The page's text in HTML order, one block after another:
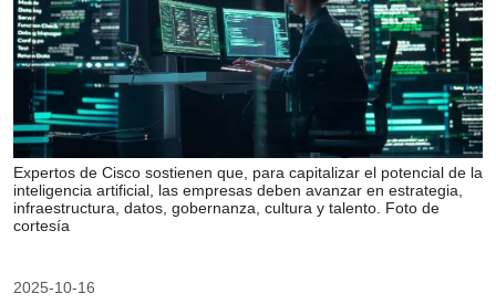
Expertos de Cisco sostienen que, para capitalizar el potencial de la
inteligencia artificial, las empresas deben avanzar en estrategia,
infraestructura, datos, gobernanza, cultura y talento. Foto de
cortesía
2025-10-16